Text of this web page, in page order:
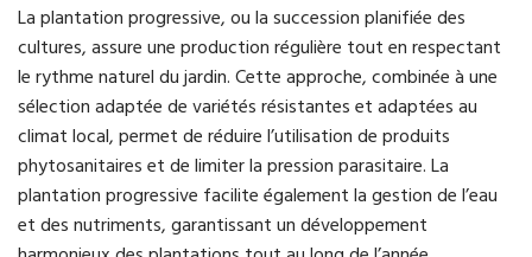
La plantation progressive, ou la succession planifiée des
cultures, assure une production régulière tout en respectant
le rythme naturel du jardin. Cette approche, combinée à une
sélection adaptée de variétés résistantes et adaptées au
climat local, permet de réduire l’utilisation de produits
phytosanitaires et de limiter la pression parasitaire. La
plantation progressive facilite également la gestion de l’eau
et des nutriments, garantissant un développement